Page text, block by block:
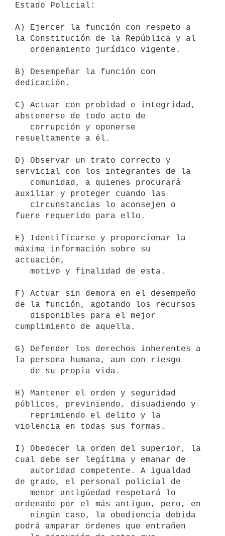
Estado Policial:
A) Ejercer la función con respeto a
la Constitución de la República y al
B) Desempeñar la función con
dedicación.
C) Actuar con probidad e integridad,
abstenerse de todo acto de
resueltamente a él.
D) Observar un trato correcto y
servicial con los integrantes de la
auxiliar y proteger cuando las
fuere requerido para ello.
E) Identificarse y proporcionar la
máxima información sobre su
actuación,
F) Actuar sin demora en el desempeño
de la función, agotando los recursos
cumplimiento de aquella.
G) Defender los derechos inherentes a
la persona humana, aun con riesgo
H) Mantener el orden y seguridad
públicos, previniendo, disuadiendo y
violencia en todas sus formas.
I) Obedecer la orden del superior, la
cual debe ser legítima y emanar de
de grado, el personal policial de
ordenado por el más antiguo, pero, en
podrá amparar órdenes que entrañen